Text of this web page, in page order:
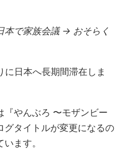
本で家族会議 → おそらく
に日本へ長期間滞在しま
『やんぶろ 〜モザンビー
グタイトルが変更になるの
ます。